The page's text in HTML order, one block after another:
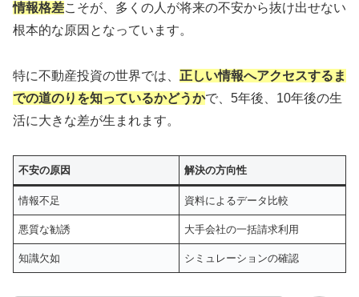
情報格差こそが、多くの人が将来の不安から抜け出せない
根本的な原因となっています。
特に不動産投資の世界では、 正しい情報へアクセスするま
での道のりを知っているかどうかで、5年後、10年後の生
活に大きな差が生まれます。
不安の原因 解決の方向性
情報不足 資料によるデータ比較
悪質な勧誘 大手会社の一括請求利用
知識欠如 シミュレーションの確認